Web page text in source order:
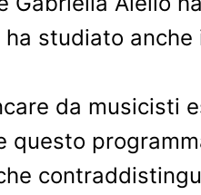
studiato
da musicisti